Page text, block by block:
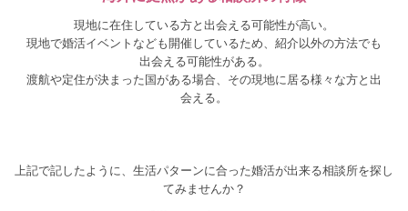
現地に在住している方と出会える可能性が高い。
現地で婚活イベントなども開催しているため、紹介以外の方法でも
出会える可能性がある。
渡航や定住が決まった国がある場合、その現地に居る様々な方と出
会える。
上記で記したように、生活パターンに合った婚活が出来る相談所を探し
てみませんか？